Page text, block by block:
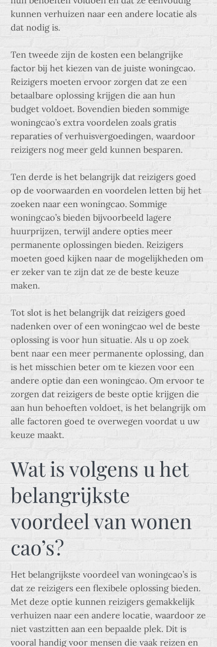
kunnen verhuizen naar een andere locatie als
dat nodig is.
Ten tweede zijn de kosten een belangrijke
factor bij het kiezen van de juiste woningcao.
Reizigers moeten ervoor zorgen dat ze een
betaalbare oplossing krijgen die aan hun
budget voldoet. Bovendien bieden sommige
woningcao’s extra voordelen zoals gratis
reparaties of verhuisvergoedingen, waardoor
reizigers nog meer geld kunnen besparen.
Ten derde is het belangrijk dat reizigers goed
op de voorwaarden en voordelen letten bij het
zoeken naar een woningcao. Sommige
woningcao’s bieden bijvoorbeeld lagere
huurprijzen, terwijl andere opties meer
permanente oplossingen bieden. Reizigers
moeten goed kijken naar de mogelijkheden om
er zeker van te zijn dat ze de beste keuze
maken.
Tot slot is het belangrijk dat reizigers goed
nadenken over of een woningcao wel de beste
oplossing is voor hun situatie. Als u op zoek
bent naar een meer permanente oplossing, dan
is het misschien beter om te kiezen voor een
andere optie dan een woningcao. Om ervoor te
zorgen dat reizigers de beste optie krijgen die
aan hun behoeften voldoet, is het belangrijk om
alle factoren goed te overwegen voordat u uw
keuze maakt.
Wat is volgens u het
belangrijkste
voordeel van wonen
cao’s?
Het belangrijkste voordeel van woningcao’s is
dat ze reizigers een flexibele oplossing bieden.
Met deze optie kunnen reizigers gemakkelijk
verhuizen naar een andere locatie, waardoor ze
niet vastzitten aan een bepaalde plek. Dit is
vooral handig voor mensen die vaak reizen en